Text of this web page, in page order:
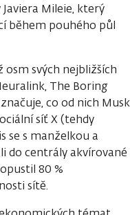
Mileie, který
během pouhého půl
svých nejbližších
The Boring
co od nich Musk
síť X (tehdy
se s manželkou a
do centrály akvírované
80 %
sítě.